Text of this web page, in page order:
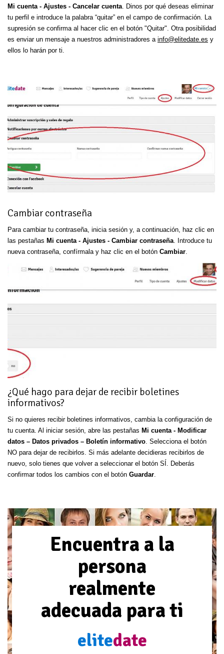
Mi cuenta - Ajustes - Cancelar cuenta. Dinos por qué deseas eliminar
tu perfil e introduce la palabra “quitar” en el campo de confirmación. La
supresión se confirma al hacer clic en el botón "Quitar". Otra posibilidad
es enviar un mensaje a nuestros administradores a info@elitedate.es y
ellos lo harán por ti.
Cambiar contraseña
Para cambiar tu contraseña, inicia sesión y, a continuación, haz clic en
las pestañas Mi cuenta - Ajustes - Cambiar contraseña. Introduce tu
nueva contraseña, confírmala y haz clic en el botón Cambiar.
¿Qué hago para dejar de recibir boletines
informativos?
Si no quieres recibir boletines informativos, cambia la configuración de
tu cuenta. Al iniciar sesión, abre las pestañas Mi cuenta - Modificar
datos – Datos privados – Boletín informativo. Selecciona el botón
NO para dejar de recibirlos. Si más adelante decidieras recibirlos de
nuevo, solo tienes que volver a seleccionar el botón SÍ. Deberás
confirmar todos los cambios con el botón Guardar.
Encuentra a la
persona
realmente
adecuada para ti
elitedate